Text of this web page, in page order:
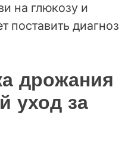
на глюкозу и
поставить диагноз
дрожания
уход за